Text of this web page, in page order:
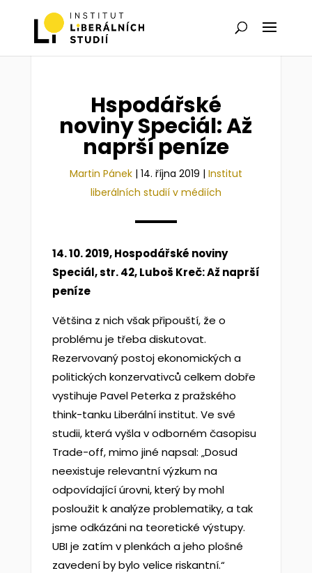
Hspodářské
noviny Speciál: Až
naprší peníze
Martin Pánek| 14. října 2019 | Institut
liberálních studií v médiích
14. 10. 2019, Hospodářské noviny
Speciál, str. 42, Luboš Kreč: Až naprší
peníze
Většina z nich však připouští, že o
problému je třeba diskutovat.
Rezervovaný postoj ekonomických a
politických konzervativců celkem dobře
vystihuje Pavel Peterka z pražského
think-tanku Liberální institut. Ve své
studii, která vyšla v odborném časopisu
Trade-off, mimo jiné napsal: „Dosud
neexistuje relevantní výzkum na
odpovídající úrovni, který by mohl
posloužit k analýze problematiky, a tak
jsme odkázáni na teoretické výstupy.
UBI je zatím v plenkách a jeho plošné
zavedení by bylo velice riskantní.“